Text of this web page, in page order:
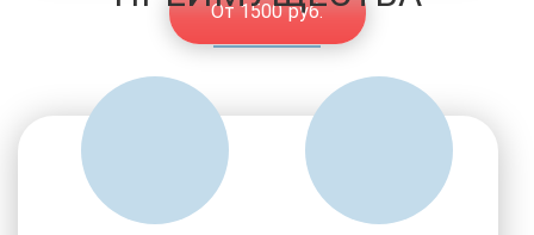
От 1500 руб.